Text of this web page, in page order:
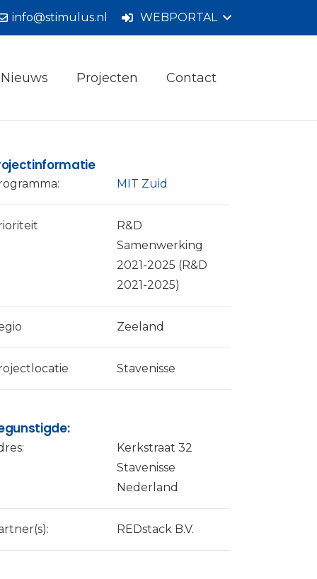
info@stimulus.nl WEBPORTAL
Nieuws Projecten Contact
MIT Zuid
R&D
Samenwerking
2021-2025 (R&D
2021-2025)
Zeeland
Stavenisse
Kerkstraat 32
Stavenisse
Nederland
REDstack B.V.